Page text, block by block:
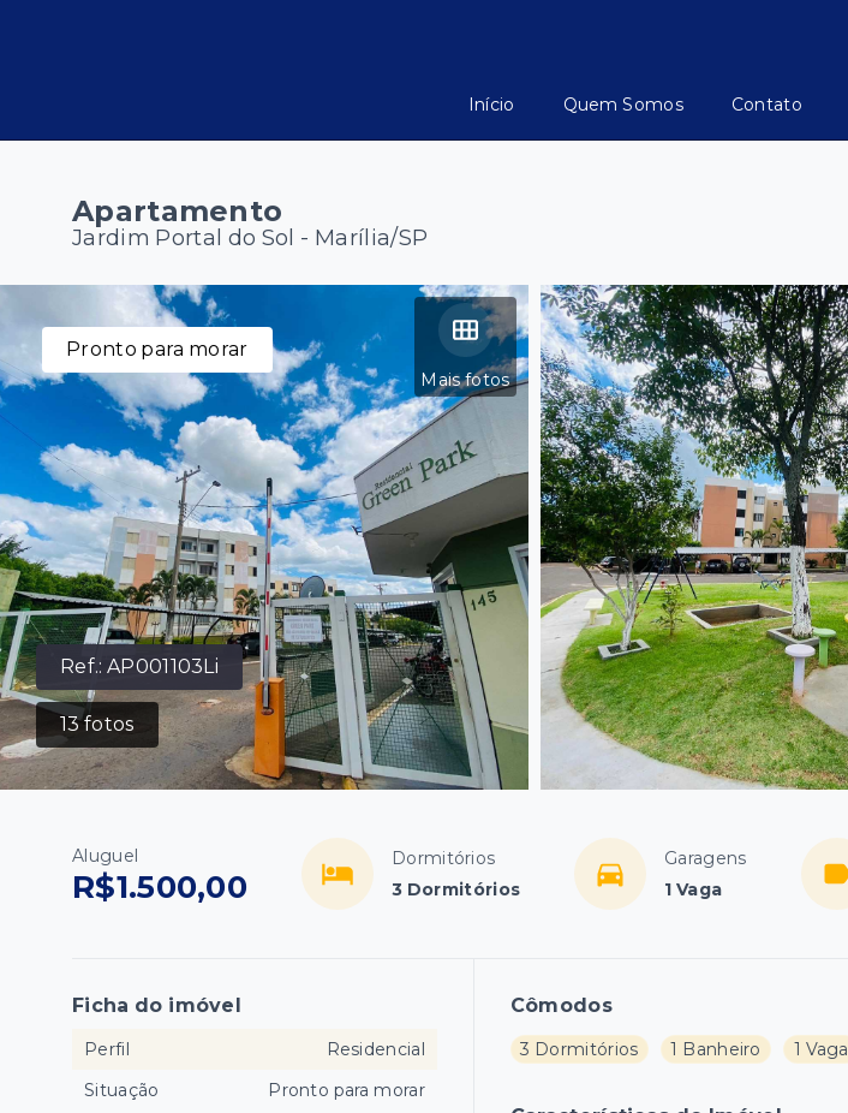
Início Quem Somos Contato
Apartamento
Jardim Portal do Sol - Marília/SP
Ref.:AP001103Li
13fotos
Mais fotos
Pronto para morar
Aluguel
R$1.500,00
Dormitórios
3 Dormitórios
Garagens
1 Vaga
Cômodos
3 Dormitórios 1 Banheiro 1 Vaga
Ficha do imóvel
Perfil
Residencial
Situação
Pronto para morar